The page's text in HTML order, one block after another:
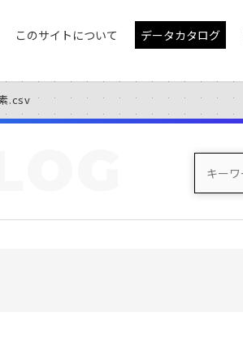
このサイトについて データカタログ
.csv